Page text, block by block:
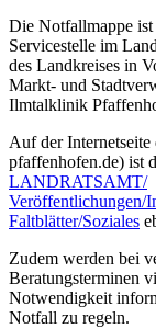
Die Notfallmappe ist
Servicestelle im
des Landkreises in
Markt- und
Ilmtalklinik
Auf der
pfaffenhofen.de) ist
LANDRATSAMT/
Veröffentlichungen/
Faltblätter/Soziales
Zudem werden bei
Beratungsterminen
Notwendigkeit
Notfall zu regeln.